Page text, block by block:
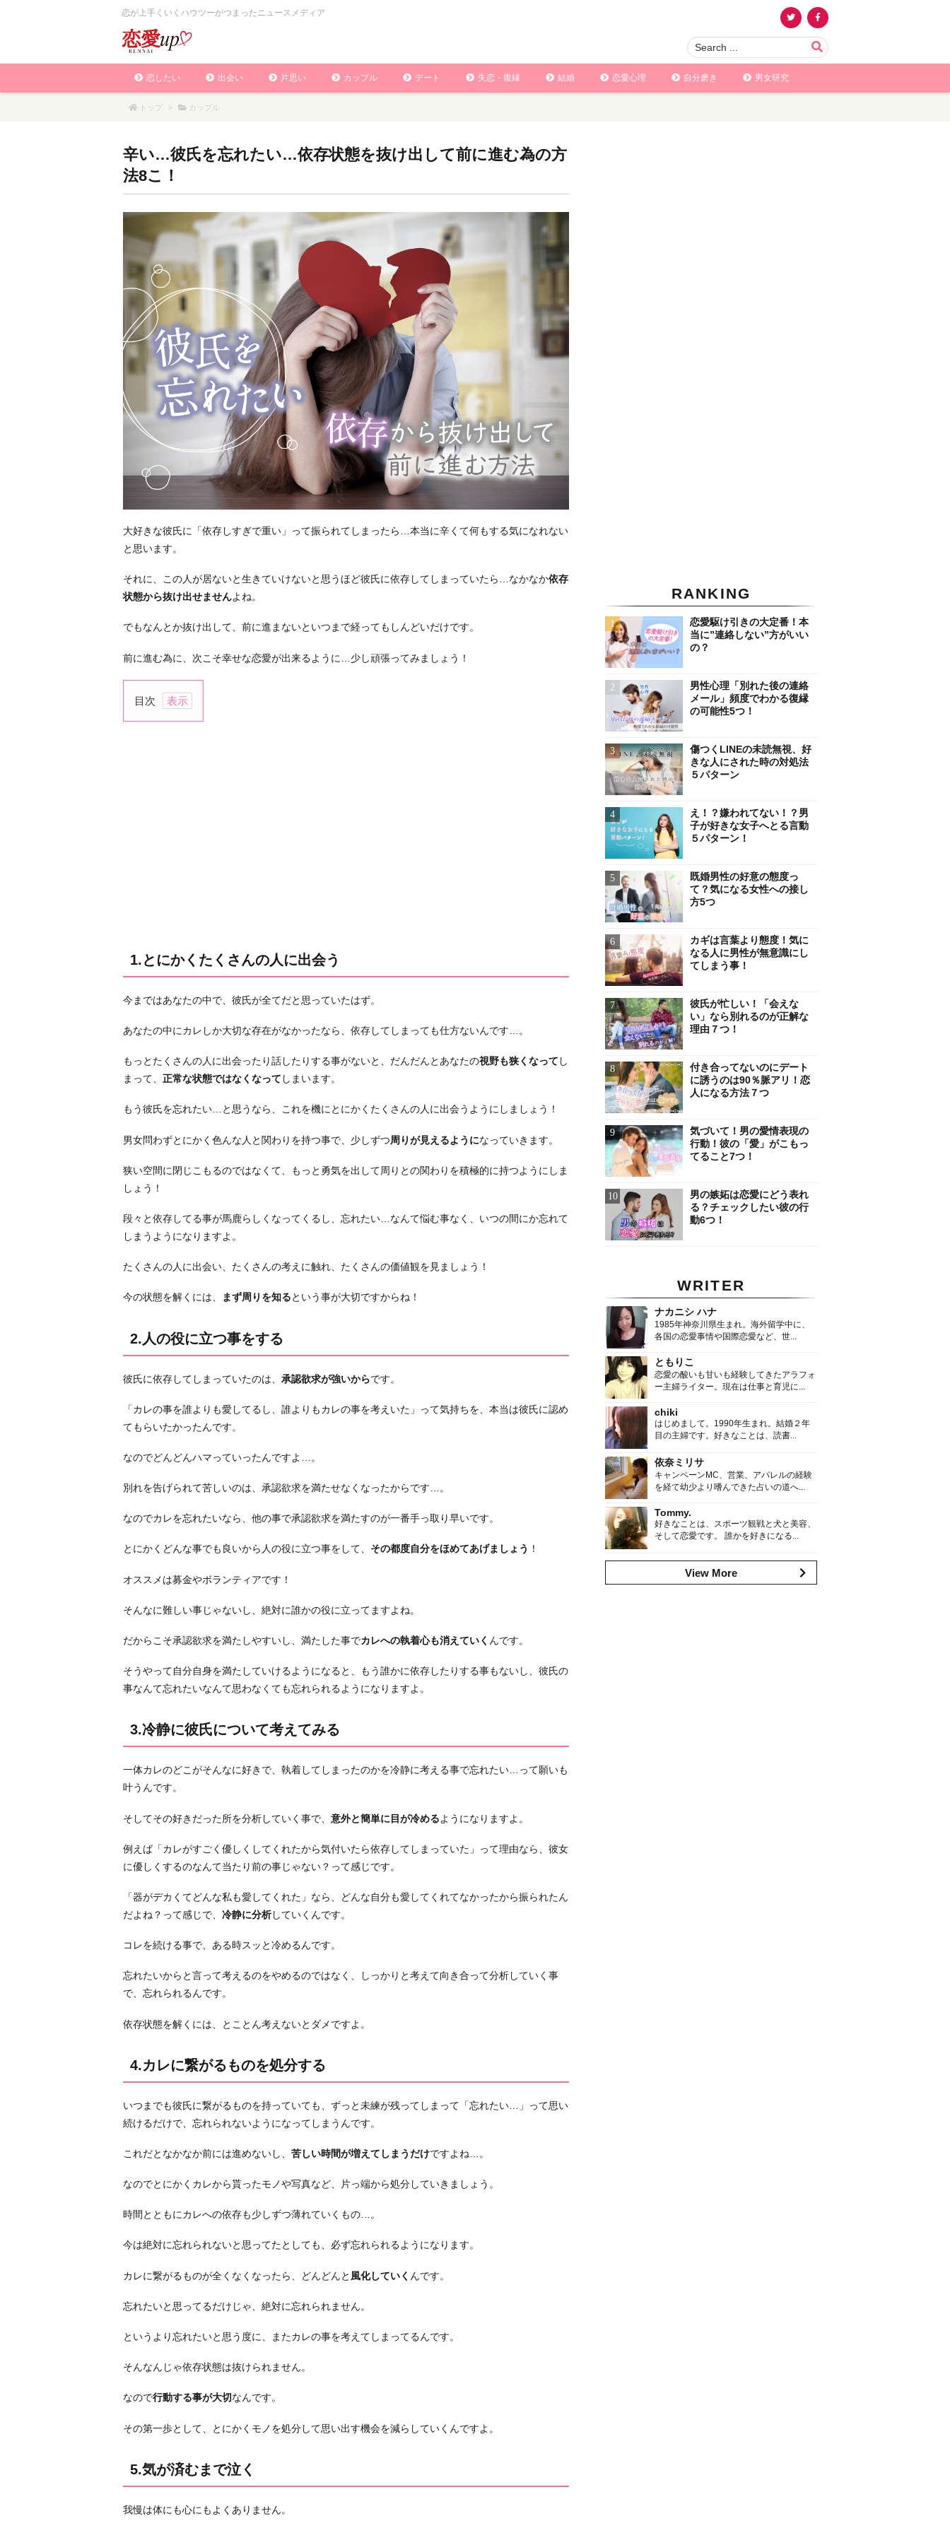
恋が上手くいくハウツーがつまったニュースメディア
恋したい 出会い 片思い カップル デート 失恋・復縁 結婚 恋愛心理 自分磨き 男女研究
トップ > カップル
辛い…彼氏を忘れたい…依存状態を抜け出して前に進む為の方
法8こ！
大好きな彼氏に「依存しすぎで重い」って振られてしまったら…本当に辛くて何もする気になれない
と思います。
それに、この人が居ないと生きていけないと思うほど彼氏に依存してしまっていたら…なかなか依存
状態から抜け出せませんよね。
でもなんとか抜け出して、前に進まないといつまで経ってもしんどいだけです。
前に進む為に、次こそ幸せな恋愛が出来るように…少し頑張ってみましょう！
目次
1.
う
人
に
立
事
す
る
3.
静
に
氏
に
て
え
み
る
4.
レ
繋
も
を
分
す
る
気
が
む
ま
泣
く
6.
低
限
荷
物
で
ら
旅
る
男
と
出
会
の
に
く
8.
分
内
を
磨
く
1.とにかくたくさんの人に出会う
今まではあなたの中で、彼氏が全てだと思っていたはず。
あなたの中にカレしか大切な存在がなかったなら、依存してしまっても仕方ないんです…。
もっとたくさんの人に出会ったり話したりする事がないと、だんだんとあなたの視野も狭くなって し
まって、 正常な状態ではなくなって しまいます。
もう彼氏を忘れたい…と思うなら、これを機にとにかくたくさんの人に出会うようにしましょう！
男女問わずとにかく色んな人と関わりを持つ事で、少しずつ周りが見えるようになっていきます。
狭い空間に閉じこもるのではなくて、もっと勇気を出して周りとの関わりを積極的に持つようにしま
しょう！
段々と依存してる事が馬鹿らしくなってくるし、忘れたい…なんて悩む事なく、いつの間にか忘れて
しまうようになりますよ。
たくさんの人に出会い、たくさんの考えに触れ、たくさんの価値観を見ましょう！
今の状態を解くには、 まず周りを知るという事が大切ですからね！
2.人の役に立つ事をする
彼氏に依存してしまっていたのは、 承認欲求が強いからです。
「カレの事を誰よりも愛してるし、誰よりもカレの事を考えいた」って気持ちを、本当は彼氏に認め
てもらいたかったんです。
なのでどんどんハマっていったんですよ…。
別れを告げられて苦しいのは、承認欲求を満たせなくなったからです…。
なのでカレを忘れたいなら、他の事で承認欲求を満たすのが一番手っ取り早いです。
とにかくどんな事でも良いから人の役に立つ事をして、 その都度自分をほめてあげましょう ！
オススメは募金やボランティアです！
そんなに難しい事じゃないし、絶対に誰かの役に立ってますよね。
だからこそ承認欲求を満たしやすいし、満たした事でカレへの執着心も消えていく んです。
そうやって自分自身を満たしていけるようになると、もう誰かに依存したりする事もないし、彼氏の
事なんて忘れたいなんて思わなくても忘れられるようになりますよ。
3.冷静に彼氏について考えてみる
一体カレのどこがそんなに好きで、執着してしまったのかを冷静に考える事で忘れたい…って願いも
叶うんです。
そしてその好きだった所を分析していく事で、 意外と簡単に目が冷めるようになりますよ。
例えば「カレがすごく優しくしてくれたから気付いたら依存してしまっていた」って理由なら、彼女
に優しくするのなんて当たり前の事じゃない？って感じです。
「器がデカくてどんな私も愛してくれた」なら、どんな自分も愛してくれてなかったから振られたん
だよね？って感じで、 冷静に分析していくんです。
コレを続ける事で、ある時スッと冷めるんです。
忘れたいからと言って考えるのをやめるのではなく、しっかりと考えて向き合って分析していく事
で、忘れられるんです。
依存状態を解くには、とことん考えないとダメですよ。
4.カレに繋がるものを処分する
いつまでも彼氏に繋がるものを持っていても、ずっと未練が残ってしまって「忘れたい…」って思い
続けるだけで、忘れられないようになってしまうんです。
これだとなかなか前には進めないし、 苦しい時間が増えてしまうだけですよね…。
なのでとにかくカレから貰ったモノや写真など、片っ端から処分していきましょう。
時間とともにカレへの依存も少しずつ薄れていくもの…。
今は絶対に忘れられないと思ってたとしても、必ず忘れられるようになります。
カレに繋がるものが全くなくなったら、どんどんと 風化していく んです。
忘れたいと思ってるだけじゃ、絶対に忘れられません。
というより忘れたいと思う度に、またカレの事を考えてしまってるんです。
そんなんじゃ依存状態は抜けられません。
なので行動する事が大切なんです。
その第一歩として、とにかくモノを処分して思い出す機会を減らしていくんですよ。
5.気が済むまで泣く
我慢は体にも心にもよくありません。
RANKING
恋愛駆け引きの大定番！本
当に”連絡しない”方がいい
の？
男性心理「別れた後の連絡
メール」頻度でわかる復縁
の可能性5つ！
傷つくLINEの未読無視、好
きな人にされた時の対処法
５パターン
え！？嫌われてない！？男
子が好きな女子へとる言動
５パターン！
既婚男性の好意の態度っ
て？気になる女性への接し
方5つ
カギは言葉より態度！気に
なる人に男性が無意識にし
てしまう事！
彼氏が忙しい！「会えな
い」なら別れるのが正解な
理由７つ！
付き合ってないのにデート
に誘うのは90％脈アリ！恋
人になる方法７つ
気づいて！男の愛情表現の
行動！彼の「愛」がこもっ
てること7つ！
男の嫉妬は恋愛にどう表れ
る？チェックしたい彼の行
動6つ！
WRITER
ナカニシ ハナ
1985年神奈川県生まれ。海外留学中に、
各国の恋愛事情や国際恋愛など、世...
ともりこ
恋愛の酸いも甘いも経験してきたアラフォ
ー主婦ライター。現在は仕事と育児に...
chiki
はじめまして。1990年生まれ。結婚２年
目の主婦です。好きなことは、読書...
依奈ミリサ
キャンペーンMC、営業、アパレルの経験
を経て幼少より嗜んできた占いの道へ...
Tommy.
好きなことは、スポーツ観戦と犬と美容、
そして恋愛です。 誰かを好きになる...
View More